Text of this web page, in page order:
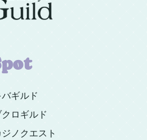
バギルド
ロギルド
ノクエスト